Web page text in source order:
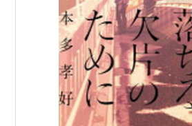
ISBN:4396632223（単
ISBN:4396332971（文庫
真夜中の五分前five
side-A（新潮社）
本）
真夜中の五分前five
side-B（新潮社）